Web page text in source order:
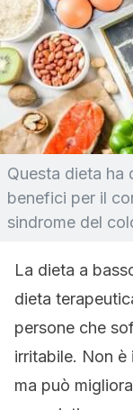
Questa dieta ha
benefici per il
sindrome del
La dieta a
dieta
persone che
irritabile. Non è
ma può